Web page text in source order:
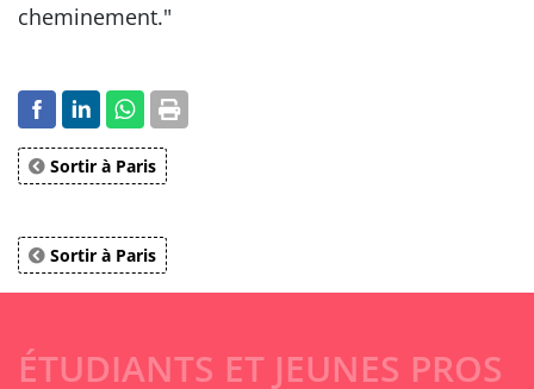
cheminement."
Sortir à Paris
Sortir à Paris
ÉTUDIANTS ET JEUNES PROS